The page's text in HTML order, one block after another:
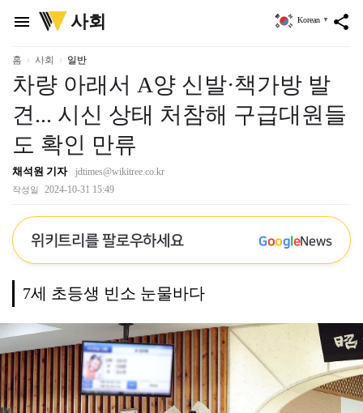
menu
위
키
리
사회 share
Korean ▼
홈 사회 일반
차량 아래서 A양 신발·책가방 발
견... 시신 상태 처참해 구급대원들
도 확인 만류
채석원 기자 jdtimes@wikitree.co.kr
작성일 2024-10-31 15:49
위키트리를 팔로우하세요 GoogleNews
7세 초등생 빈소 눈물바다